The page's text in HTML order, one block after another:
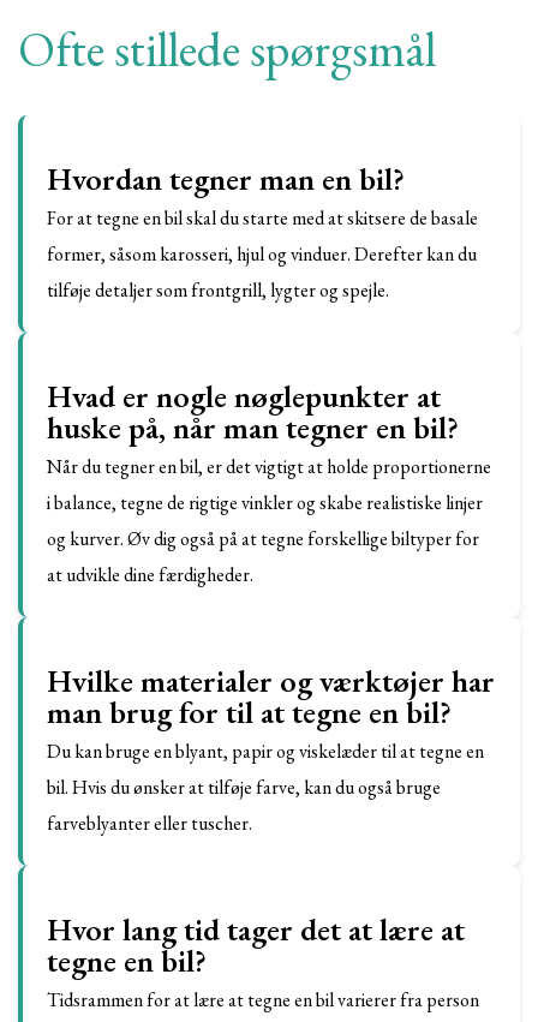
Ofte stillede spørgsmål
Hvordan tegner man en bil?
For at tegne en bil skal du starte med at skitsere de basale
former, såsom karosseri, hjul og vinduer. Derefter kan du
tilføje detaljer som frontgrill, lygter og spejle.
Hvad er nogle nøglepunkter at
huske på, når man tegner en bil?
Når du tegner en bil, er det vigtigt at holde proportionerne
i balance, tegne de rigtige vinkler og skabe realistiske linjer
og kurver. Øv dig også på at tegne forskellige biltyper for
at udvikle dine færdigheder.
Hvilke materialer og værktøjer har
man brug for til at tegne en bil?
Du kan bruge en blyant, papir og viskelæder til at tegne en
bil. Hvis du ønsker at tilføje farve, kan du også bruge
farveblyanter eller tuscher.
Hvor lang tid tager det at lære at
tegne en bil?
Tidsrammen for at lære at tegne en bil varierer fra person